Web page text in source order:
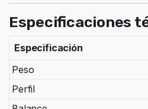
Especificaciones
Especificación
Peso
Perfil